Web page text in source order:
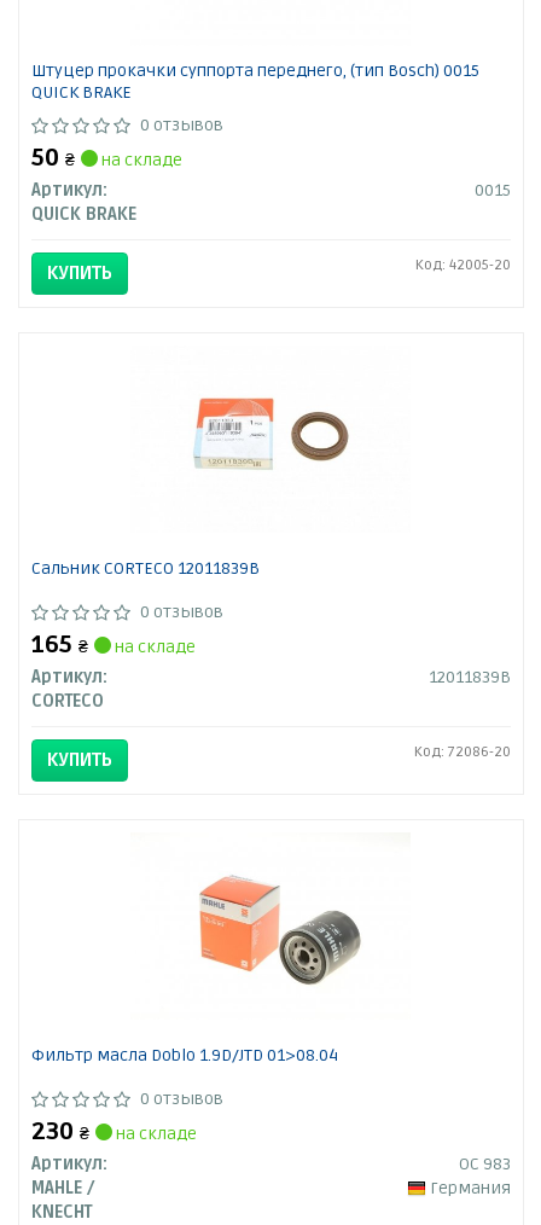
Штуцер прокачки суппорта переднего, (тип Bosch) 0015
QUICK BRAKE
0 отзывов
50 ₴
на складе
Артикул:
0015
QUICK BRAKE
КУПИТЬ Код: 42005-20
Сальник CORTECO 12011839B
0 отзывов
165 ₴
на складе
Артикул:
12011839B
CORTECO
КУПИТЬ Код: 72086-20
Фильтр масла Doblo 1.9D/JTD 01>08.04
0 отзывов
230 ₴
на складе
Артикул:
OC 983
MAHLE /
KNECHT
Германия